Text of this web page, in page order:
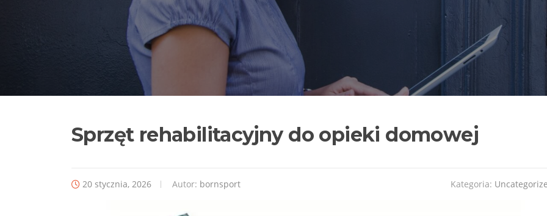
Sprzęt rehabilitacyjny do opieki domowej
20 stycznia, 2026 Autor: bornsport Kategoria: